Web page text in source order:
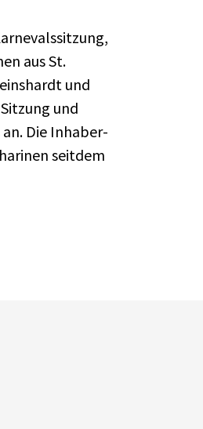
aus St.
und
und
Die Inhaber-
seitdem